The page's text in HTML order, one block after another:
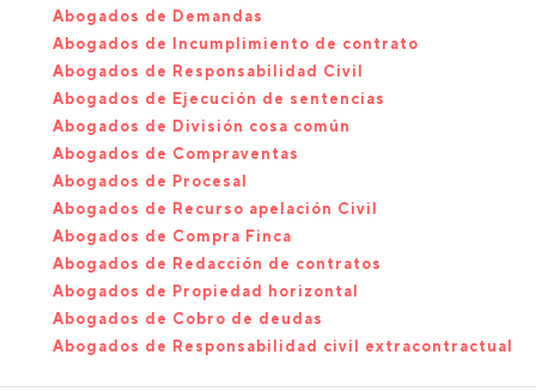
Abogados de Demandas
Abogados de Incumplimiento de contrato
Abogados de Responsabilidad Civil
Abogados de Ejecución de sentencias
Abogados de División cosa común
Abogados de Compraventas
Abogados de Procesal
Abogados de Recurso apelación Civil
Abogados de Compra Finca
Abogados de Redacción de contratos
Abogados de Propiedad horizontal
Abogados de Cobro de deudas
Abogados de Responsabilidad civil extracontractual